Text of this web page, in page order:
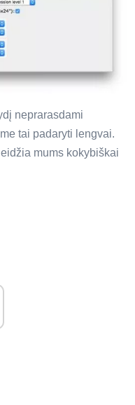
neprarasdami
tai padaryti lengvai.
mums kokybiškai